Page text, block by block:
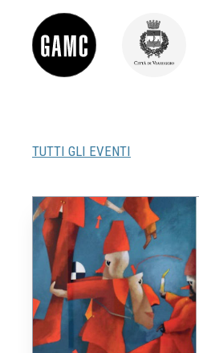
TUTTI GLI EVENTI